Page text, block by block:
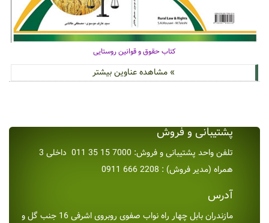
کتاب حقوق و قوانین روستایی
» مشاهده عناوین بیشتر
پشتیبانی و فروش
تلفن واحد پشتیبانی و فروش: 7000 15 35 011 داخلی 3
همراه (مدیر فروش) : 2208 666 0911
آدرس
مازندران بابل چهار راه نواب صفوی روبروی اشرفی 16 جنب گل و